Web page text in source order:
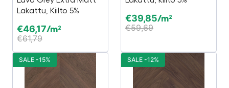
Lakattu, Kiilto 5%
€46,17/m²
€61,79
€39,85/m²
€59,69
SALE -15% SALE -12%